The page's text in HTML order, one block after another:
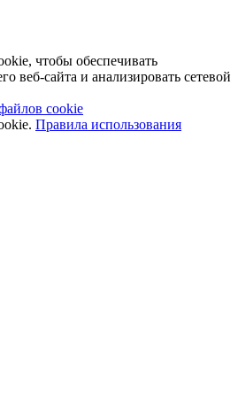
чтобы обеспечивать
веб-сайта и анализировать сетевой
cookie
Правила использования